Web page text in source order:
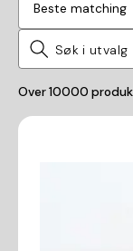
Beste matching
Over10000